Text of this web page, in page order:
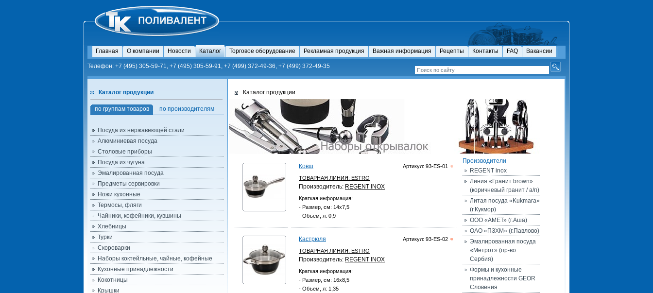
Главная О компании Новости Каталог Торговое оборудование Рекламная продукция Важная информация Рецепты Контакты FAQ Вакансии
Телефон: +7 (495) 305-59-71, +7 (495) 305-59-91, +7 (499) 372-49-36, +7 (499) 372-49-35
Каталог продукции
по группам товаров по производителям
Посуда из нержавеющей стали
Алюминиевая посуда
Столовые приборы
Посуда из чугуна
Эмалированная посуда
Предметы сервировки
Ножи кухонные
Термосы, фляги
Чайники, кофейники, кувшины
Хлебницы
Турки
Скороварки
Наборы коктейльные, чайные, кофейные
Кухонные принадлежности
Кокотницы
Крышки
Каталог продукции
Артикул: 93-ES-01
Ковш
ТОВАРНАЯ ЛИНИЯ: ESTRO
Производитель: REGENT INOX
Краткая информация:
- Размер, см: 14х7,5
- Объем, л: 0,9
Артикул: 93-ES-02
Кастрюля
ТОВАРНАЯ ЛИНИЯ: ESTRO
Производитель: REGENT INOX
Краткая информация:
- Размер, см: 16х8,5
- Объем, л: 1,35
Производители
REGENT inox
Линия «Гранит brown»
(коричневый гранит / а/п)
Литая посуда «Kukmara»
(г.Кукмор)
ООО «АМЕТ» (г.Аша)
ОАО «ПЗХМ» (г.Павлово)
Эмалированная посуда
«Метрот» (пр-во
Сербия)
Формы и кухонные
принадлежности GEOR
Словения